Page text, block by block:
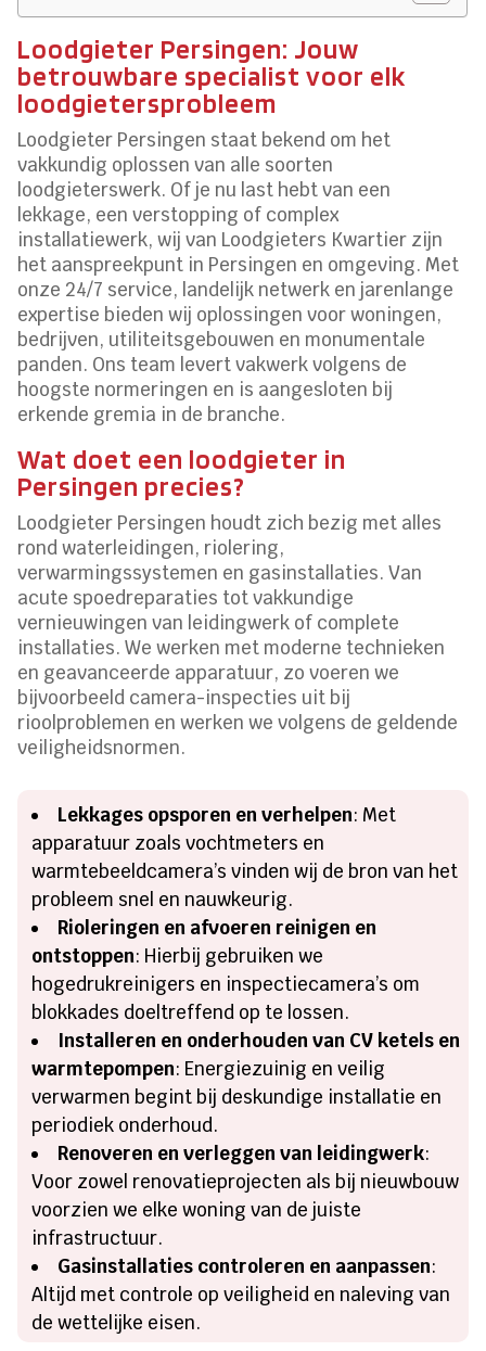
Loodgieter Persingen: Jouw
betrouwbare specialist voor elk
loodgietersprobleem
Loodgieter Persingen staat bekend om het
vakkundig oplossen van alle soorten
loodgieterswerk. Of je nu last hebt van een
lekkage, een verstopping of complex
installatiewerk, wij van Loodgieters Kwartier zijn
het aanspreekpunt in Persingen en omgeving. Met
onze 24/7 service, landelijk netwerk en jarenlange
expertise bieden wij oplossingen voor woningen,
bedrijven, utiliteitsgebouwen en monumentale
panden. Ons team levert vakwerk volgens de
hoogste normeringen en is aangesloten bij
erkende gremia in de branche.
Wat doet een loodgieter in
Persingen precies?
Loodgieter Persingen houdt zich bezig met alles
rond waterleidingen, riolering,
verwarmingssystemen en gasinstallaties. Van
acute spoedreparaties tot vakkundige
vernieuwingen van leidingwerk of complete
installaties. We werken met moderne technieken
en geavanceerde apparatuur, zo voeren we
bijvoorbeeld camera-inspecties uit bij
rioolproblemen en werken we volgens de geldende
veiligheidsnormen.
Lekkages opsporen en verhelpen: Met
apparatuur zoals vochtmeters en
warmtebeeldcamera’s vinden wij de bron van het
probleem snel en nauwkeurig.
Rioleringen en afvoeren reinigen en
ontstoppen: Hierbij gebruiken we
hogedrukreinigers en inspectiecamera’s om
blokkades doeltreffend op te lossen.
Installeren en onderhouden van CV ketels en
warmtepompen: Energiezuinig en veilig
verwarmen begint bij deskundige installatie en
periodiek onderhoud.
Renoveren en verleggen van leidingwerk:
Voor zowel renovatieprojecten als bij nieuwbouw
voorzien we elke woning van de juiste
infrastructuur.
Gasinstallaties controleren en aanpassen:
Altijd met controle op veiligheid en naleving van
de wettelijke eisen.